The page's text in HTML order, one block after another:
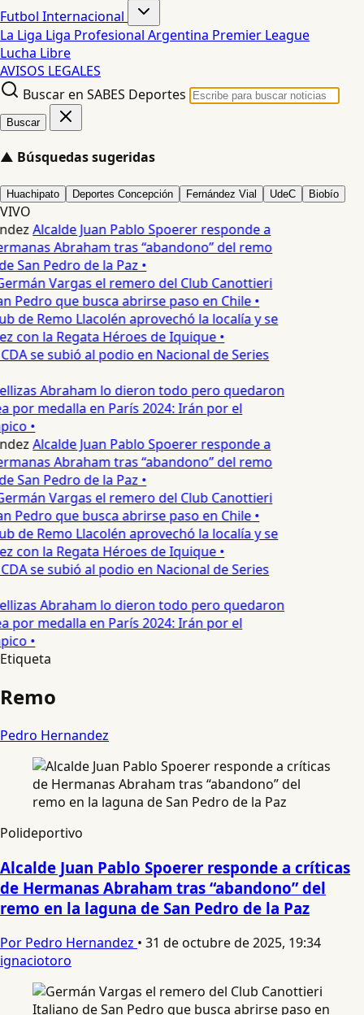
Futbol Internacional
La Liga Liga Profesional Argentina Premier League
Lucha Libre
AVISOS LEGALES
Buscar en SABES Deportes
Buscar
▲ Búsquedas sugeridas
Huachipato Deportes Concepción Fernández Vial UdeC Biobío
VIVO
Alcalde Juan Pablo Spoerer responde a
Abraham tras “abandono” del remo
San Pedro de la Paz •
Vargas el remero del Club Canottieri
Pedro que busca abrirse paso en Chile •
de Remo Llacolén aprovechó la localía y se
con la Regata Héroes de Iquique •
se subió al podio en Nacional de Series
Abraham lo dieron todo pero quedaron
por medalla en París 2024: Irán por el
•
Alcalde Juan Pablo Spoerer responde a
Abraham tras “abandono” del remo
San Pedro de la Paz •
Vargas el remero del Club Canottieri
Pedro que busca abrirse paso en Chile •
de Remo Llacolén aprovechó la localía y se
con la Regata Héroes de Iquique •
se subió al podio en Nacional de Series
Abraham lo dieron todo pero quedaron
por medalla en París 2024: Irán por el
•
Etiqueta
Remo
Pedro Hernandez
Polideportivo
Alcalde Juan Pablo Spoerer responde a críticas
de Hermanas Abraham tras “abandono” del
remo en la laguna de San Pedro de la Paz
Por Pedro Hernandez • 31 de octubre de 2025, 19:34
ignaciotoro